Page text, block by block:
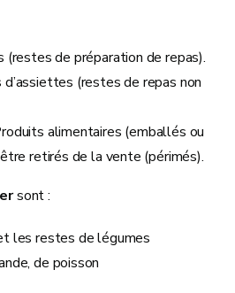
(restes de préparation de repas).
(restes de repas non
alimentaires (emballés ou
retirés de la vente (périmés).
sont :
les restes de légumes
de poisson